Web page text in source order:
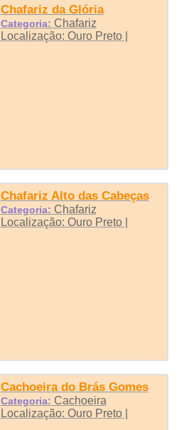
Chafariz da Glória
Categoria: Chafariz
Localização: Ouro Preto |
Chafariz Alto das Cabeças
Categoria: Chafariz
Localização: Ouro Preto |
Cachoeira do Brás Gomes
Categoria: Cachoeira
Localização: Ouro Preto |